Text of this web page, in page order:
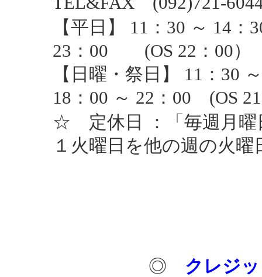
【平日】 11：30 ～ 14
23：00 (OS 22：00）
【日曜・祭日】 11：
18：00 ～ 22：00 (OS
☆ 定休日 ：「毎週月曜
１火曜日を他の週の火
◎ クレジ